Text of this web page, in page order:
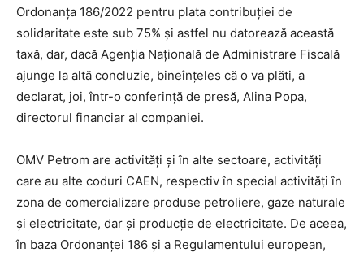
Ordonanţa 186/2022 pentru plata contribuţiei de
solidaritate este sub 75% şi astfel nu datorează această
taxă, dar, dacă Agenţia Naţională de Administrare Fiscală
ajunge la altă concluzie, bineînţeles că o va plăti, a
declarat, joi, într-o conferinţă de presă, Alina Popa,
directorul financiar al companiei.
OMV Petrom are activităţi şi în alte sectoare, activităţi
care au alte coduri CAEN, respectiv în special activităţi în
zona de comercializare produse petroliere, gaze naturale
şi electricitate, dar şi producţie de electricitate. De aceea,
în baza Ordonanţei 186 şi a Regulamentului european,